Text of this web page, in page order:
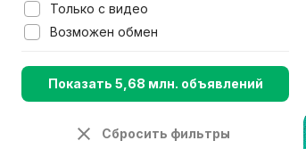
Только с видео
Возможен обмен
Показать 5,68 млн. объявлений
Сбросить фильтры